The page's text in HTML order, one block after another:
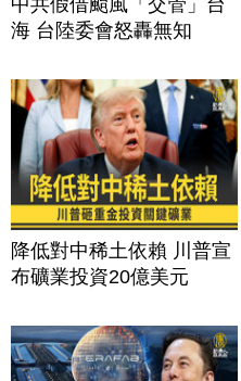
中共假借颱風「交管」台
海 台陸委會怒轟無知
降低對中稀土依賴 川普宣
布礦業投資20億美元